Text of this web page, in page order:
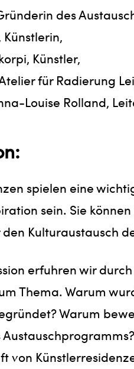
des
Künstler,
für Radierung
Louise Rolland,
spielen eine
sein. Sie
Kulturaustausch
erfuhren wir
Thema. Warum
Warum
von